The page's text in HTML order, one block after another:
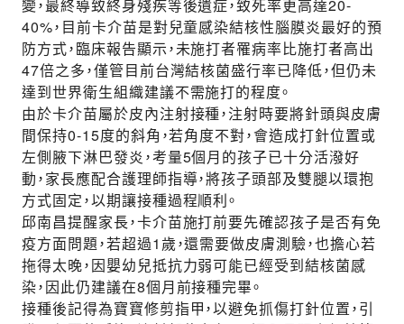
變，最終導致終身殘疾等後遺症，致死率更高達20-
40%，目前卡介苗是對兒童感染結核性腦膜炎最好的預
防方式，臨床報告顯示，未施打者罹病率比施打者高出
47倍之多，僅管目前台灣結核菌盛行率已降低，但仍未
達到世界衛生組織建議不需施打的程度。
由於卡介苗屬於皮內注射接種，注射時要將針頭與皮膚
間保持0-15度的斜角，若角度不對，會造成打針位置或
左側腋下淋巴發炎，考量5個月的孩子已十分活潑好
動，家長應配合護理師指導，將孩子頭部及雙腿以環抱
方式固定，以期讓接種過程順利。
邱南昌提醒家長，卡介苗施打前要先確認孩子是否有免
疫方面問題，若超過1歲，還需要做皮膚測驗，也擔心若
拖得太晚，因嬰幼兒抵抗力弱可能已經受到結核菌感
染，因此仍建議在8個月前接種完畢。
接種後記得為寶寶修剪指甲，以避免抓傷打針位置，引